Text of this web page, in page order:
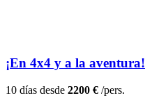
¡En 4x4 y a la aventura!
10 días desde 2200 € /pers.